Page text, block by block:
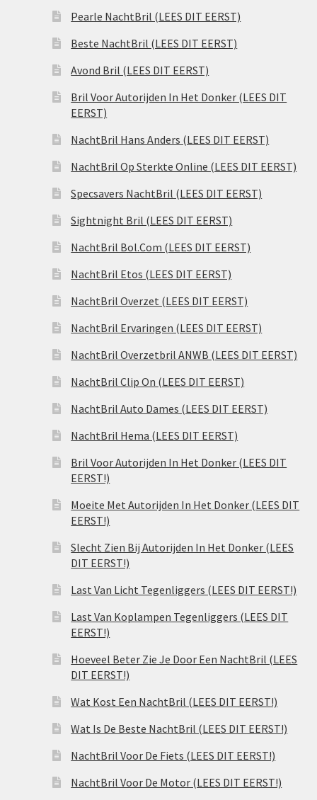
Pearle NachtBril (LEES DIT EERST)
Beste NachtBril (LEES DIT EERST)
Avond Bril (LEES DIT EERST)
Bril Voor Autorijden In Het Donker (LEES DIT
EERST)
NachtBril Hans Anders (LEES DIT EERST)
NachtBril Op Sterkte Online (LEES DIT EERST)
Specsavers NachtBril (LEES DIT EERST)
Sightnight Bril (LEES DIT EERST)
NachtBril Bol.Com (LEES DIT EERST)
NachtBril Etos (LEES DIT EERST)
NachtBril Overzet (LEES DIT EERST)
NachtBril Ervaringen (LEES DIT EERST)
NachtBril Overzetbril ANWB (LEES DIT EERST)
NachtBril Clip On (LEES DIT EERST)
NachtBril Auto Dames (LEES DIT EERST)
NachtBril Hema (LEES DIT EERST)
Bril Voor Autorijden In Het Donker (LEES DIT
EERST!)
Moeite Met Autorijden In Het Donker (LEES DIT
EERST!)
Slecht Zien Bij Autorijden In Het Donker (LEES
DIT EERST!)
Last Van Licht Tegenliggers (LEES DIT EERST!)
Last Van Koplampen Tegenliggers (LEES DIT
EERST!)
Hoeveel Beter Zie Je Door Een NachtBril (LEES
DIT EERST!)
Wat Kost Een NachtBril (LEES DIT EERST!)
Wat Is De Beste NachtBril (LEES DIT EERST!)
NachtBril Voor De Fiets (LEES DIT EERST!)
NachtBril Voor De Motor (LEES DIT EERST!)